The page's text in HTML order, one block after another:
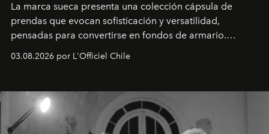
La marca sueca presenta una colección cápsula de
prendas que evocan sofisticación y versatilidad,
pensadas para convertirse en fondos de armario.
Disponible en Chile desde el 6 de agosto.
03.08.2026 por L'Officiel Chile